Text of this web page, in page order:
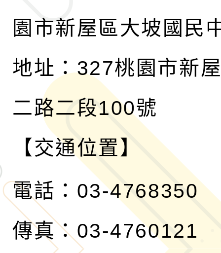
園市新屋區大坡國民
地址：327桃園市新
二路二段100號
【交通位置】
電話：03-4768350
傳真：03-4760121